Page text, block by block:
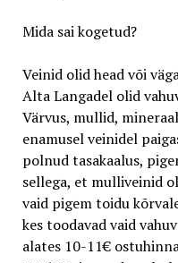
Mida sai kogetud?
Veinid olid head või
Alta Langadel olid
Värvus, mullid,
enamusel veinidel
polnud tasakaalus,
sellega, et mulliveinid
vaid pigem toidu
kes toodavad vaid
alates 10-11€